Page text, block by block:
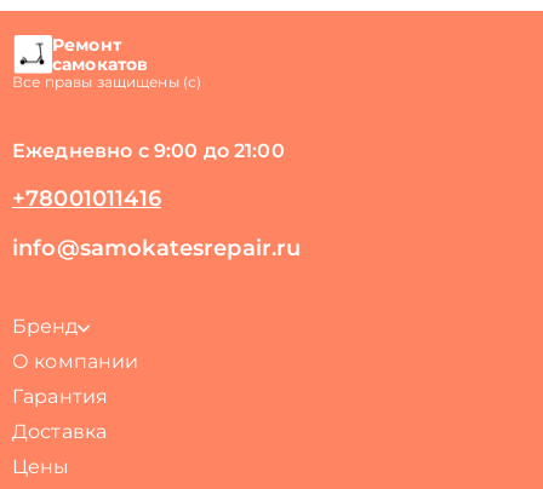
Ремонт
самокатов
Все правы защищены (с)
Ежедневно с 9:00 до 21:00
+78001011416
info@samokatesrepair.ru
Бренд
О компании
Гарантия
Доставка
Цены